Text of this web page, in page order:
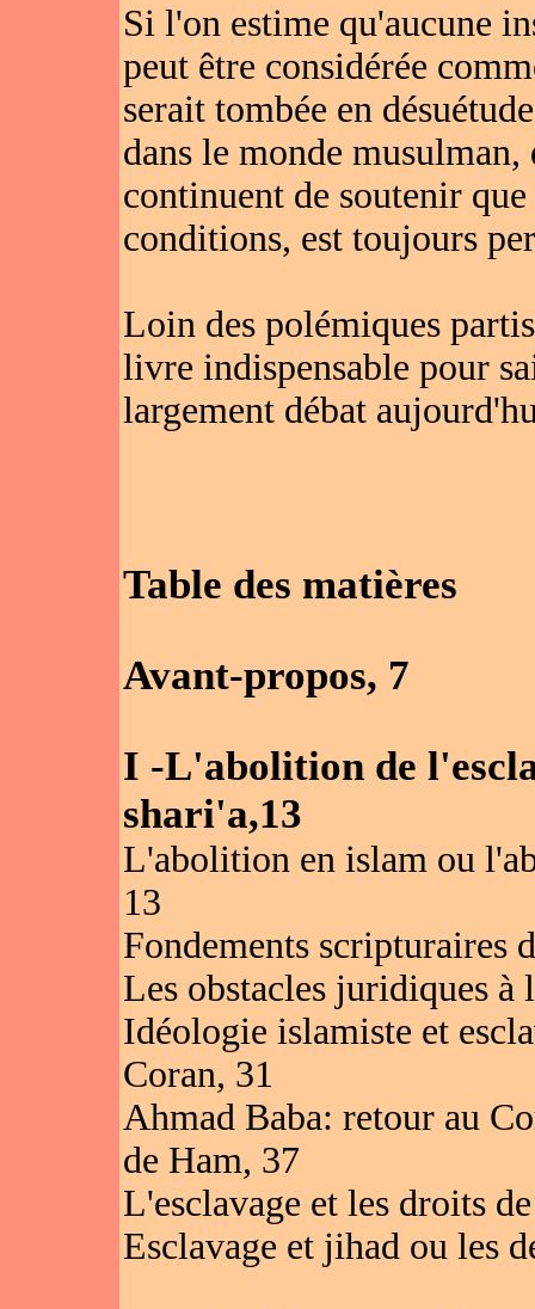
Si l'on estime qu'aucune
peut être considérée
serait tombée en
dans le monde
continuent de soutenir
conditions, est toujours
Loin des polémiques
livre indispensable pour
largement débat
Table des matières
Avant-propos, 7
I -L'abolition de
shari'a,13
L'abolition en islam ou
13
Fondements scripturaires
Les obstacles juridiques
Idéologie islamiste et
Coran, 31
Ahmad Baba: retour au
de Ham, 37
L'esclavage et les droits
Esclavage et jihad ou les